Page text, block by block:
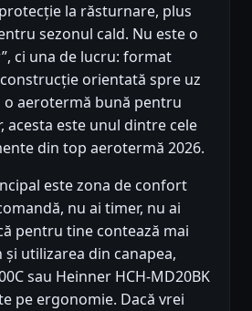
la răsturnare, plus
sezonul cald. Nu este o
ci una de lucru: format
orientată spre uz
o aerotermă bună pentru
acesta este unul dintre cele
din top aerotermă 2026.
este zona de confort
nu ai timer, nu ai
pentru tine contează mai
utilizarea din canapea,
sau Heinner HCH-MD20BK
pe ergonomie. Dacă vrei